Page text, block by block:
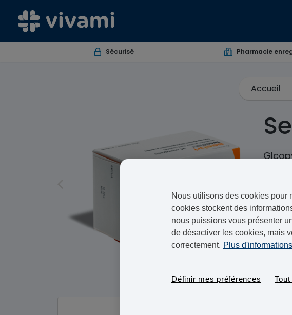
Sécurisé Pharmacie
Accueil
Grâce
Nous utilisons des cookies pour
cookies stockent des
nous puissions vous présenter
de désactiver les cookies, mais
correctement. Plus
Définir mes préférences